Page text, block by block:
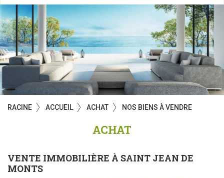
RACINE ACCUEIL ACHAT NOS BIENS À VENDRE
ACHAT
VENTE IMMOBILIÈRE À SAINT JEAN DE
MONTS